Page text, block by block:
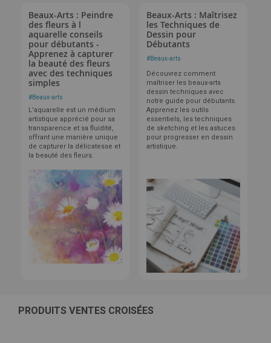
Beaux-Arts : Peindre
des fleurs à l
aquarelle conseils
pour débutants -
Apprenez à capturer
la beauté des fleurs
avec des techniques
simples
#Beaux-arts
L'aquarelle est un médium
artistique apprécié pour sa
transparence et sa fluidité,
offrant une manière unique
de capturer la délicatesse et
la beauté des fleurs.
Beaux-Arts : Maîtrisez
les Techniques de
Dessin pour
Débutants
#Beaux-arts
Découvrez comment
maîtriser les beaux-arts
dessin techniques avec
notre guide pour débutants.
Apprenez les outils
essentiels, les techniques
de sketching et les astuces
pour progresser en dessin
artistique.
PRODUITS VENTES CROISÉES